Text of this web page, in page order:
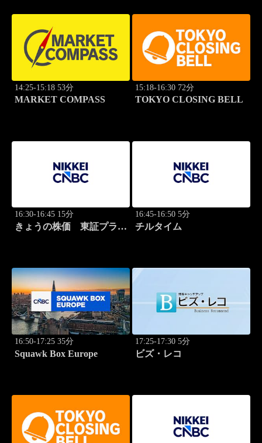
14:25-15:18 53分
MARKET COMPASS
15:18-16:30 72分
TOKYO CLOSING BELL
16:30-16:45 15分
きょうの株価 東証プライ
16:45-16:50 5分
チルタイム
16:50-17:25 35分
Squawk Box Europe
17:25-17:30 5分
ビズ・レコ